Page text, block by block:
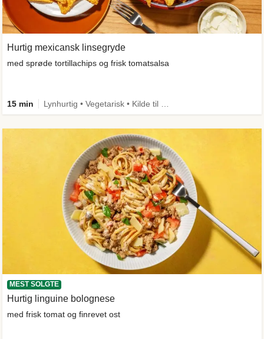
Hurtig mexicansk linsegryde
med sprøde tortillachips og frisk tomatsalsa
15 min
MEST SOLGTE
Hurtig linguine bolognese
med frisk tomat og finrevet ost